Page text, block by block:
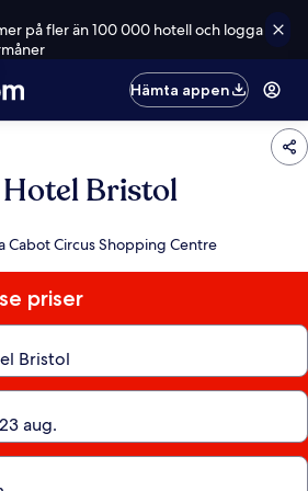
på fler än 100 000 hotell och logga
Hämta appen
Bristol
Cabot Circus Shopping Centre
priser